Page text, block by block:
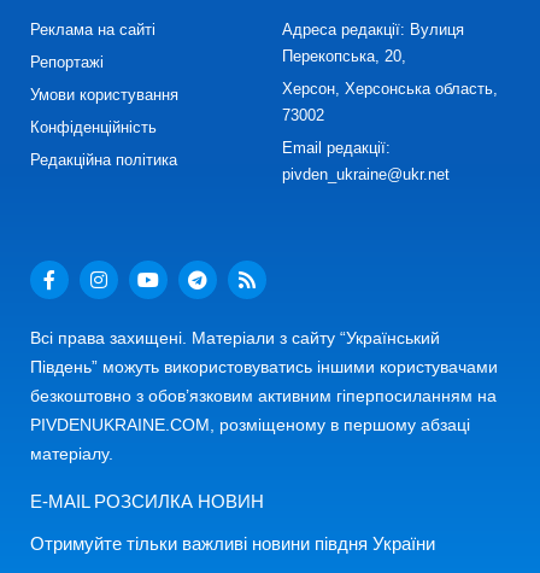
Реклама на сайті
Репортажі
Умови користування
Конфіденційність
Редакційна політика
Адреса редакції: Вулиця
Перекопська, 20,
Херсон, Херсонська область,
73002
Email редакції:
pivden_ukraine@ukr.net
Всі права захищені. Матеріали з сайту “Український
Південь” можуть використовуватись іншими користувачами
безкоштовно з обов’язковим активним гіперпосиланням на
PIVDENUKRAINE.COM, розміщеному в першому абзаці
матеріалу.
E-MAIL РОЗСИЛКА НОВИН
Отримуйте тільки важливі новини півдня України